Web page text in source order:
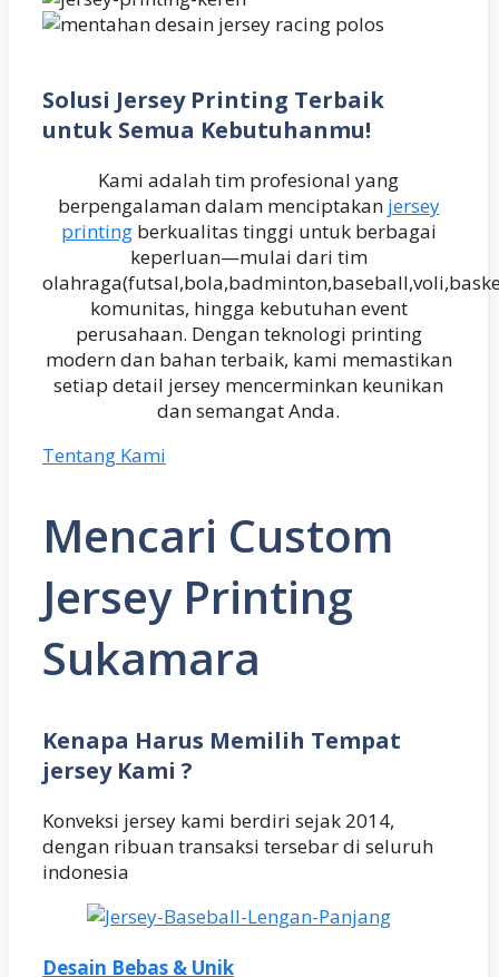
Solusi Jersey Printing Terbaik
untuk Semua Kebutuhanmu!
Kami adalah tim profesional yang
berpengalaman dalam menciptakan jersey
printingberkualitas tinggi untuk berbagai
keperluan—mulai dari tim
komunitas, hingga kebutuhan event
perusahaan. Dengan teknologi printing
modern dan bahan terbaik, kami memastikan
setiap detail jersey mencerminkan keunikan
dan semangat Anda.
Tentang Kami
Mencari Custom
Jersey Printing
Sukamara
Kenapa Harus Memilih Tempat
jersey Kami ?
Konveksi jersey kami berdiri sejak 2014,
dengan ribuan transaksi tersebar di seluruh
indonesia
Desain Bebas & Unik